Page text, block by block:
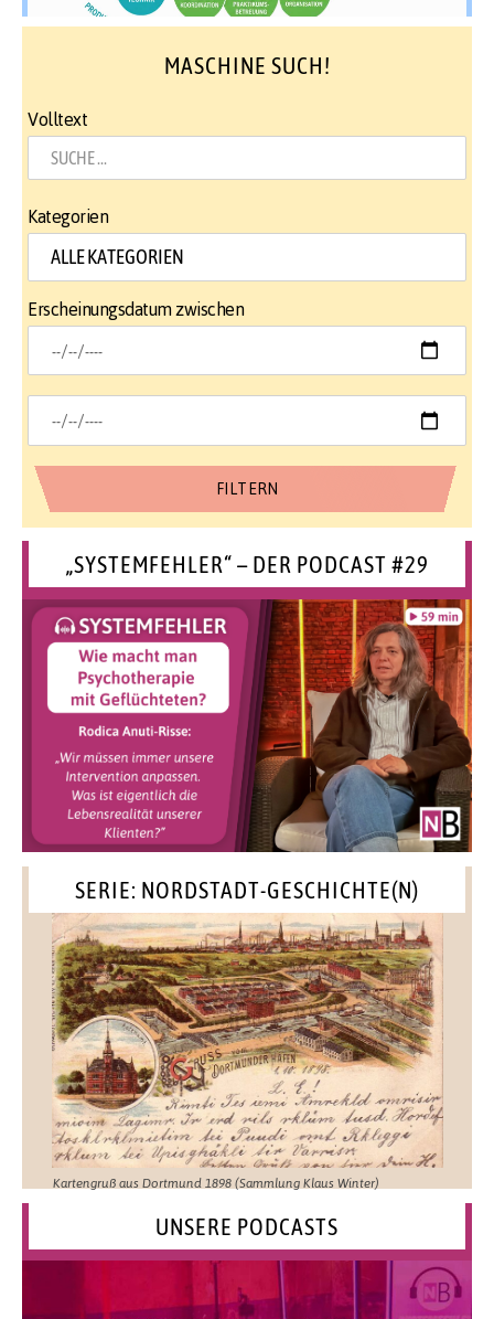
MASCHINE SUCH!
Volltext
Kategorien
Erscheinungsdatum zwischen
„SYSTEMFEHLER“ – DER PODCAST #29
SERIE: NORDSTADT-GESCHICHTE(N)
Kartengruß aus Dortmund 1898 (Sammlung Klaus Winter)
UNSERE PODCASTS